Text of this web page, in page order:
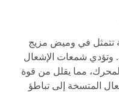
تتمثل في وميض مزيج
وتؤدي شمعات الإشعال
مما يقلل من قوة
المتسخة إلى تباطؤ